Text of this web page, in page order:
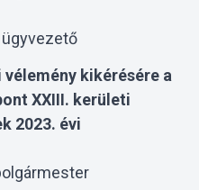
kikérésére a
XXIII. kerületi
2023. évi